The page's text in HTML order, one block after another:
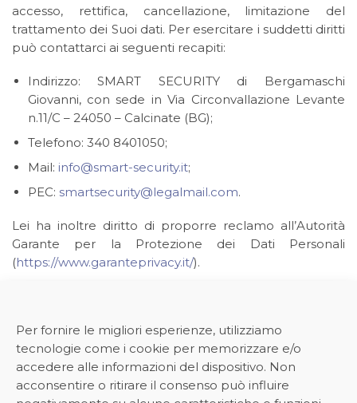
Per fornire le migliori esperienze, utilizziamo
tecnologie come i cookie per memorizzare e/o
accedere alle informazioni del dispositivo. Non
acconsentire o ritirare il consenso può influire
accesso, rettifica, cancellazione, limitazione del
trattamento dei Suoi dati. Per esercitare i suddetti diritti
può contattarci ai seguenti recapiti:
Indirizzo: SMART SECURITY di Bergamaschi
Giovanni, con sede in Via Circonvallazione Levante
n.11/C – 24050 – Calcinate (BG);
Telefono: 340 8401050;
Mail: info@smart-security.it;
PEC: smartsecurity@legalmail.com.
Lei ha inoltre diritto di proporre reclamo all’Autorità
Garante per la Protezione dei Dati Personali
(https://www.garanteprivacy.it/).